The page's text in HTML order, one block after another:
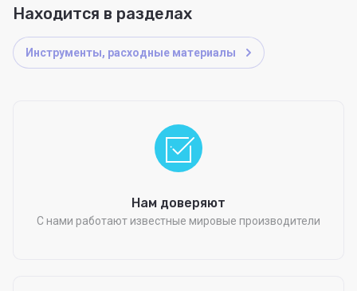
Находится в разделах
Инструменты, расходные материалы
Нам доверяют
С нами работают известные мировые производители